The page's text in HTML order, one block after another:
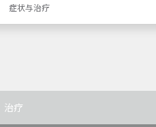
症状与治疗
治疗